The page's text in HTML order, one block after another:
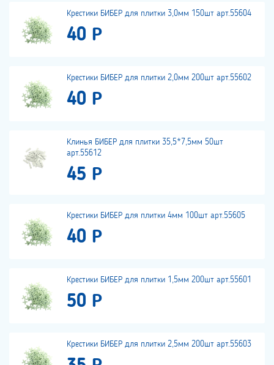
Крестики БИБЕР для плитки 3,0мм 150шт арт.55604
40 Р
Крестики БИБЕР для плитки 2,0мм 200шт арт.55602
40 Р
Клинья БИБЕР для плитки 35,5*7,5мм 50шт
арт.55612
45 Р
Крестики БИБЕР для плитки 4мм 100шт арт.55605
40 Р
Крестики БИБЕР для плитки 1,5мм 200шт арт.55601
50 Р
Крестики БИБЕР для плитки 2,5мм 200шт арт.55603